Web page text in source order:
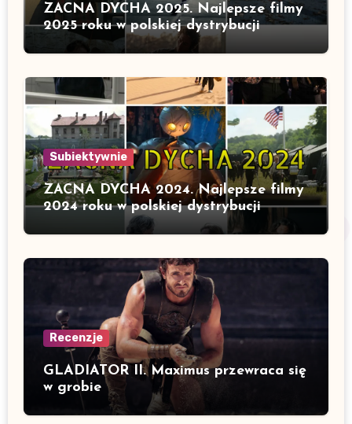
ZACNA DYCHA 2025. Najlepsze filmy
2025 roku w polskiej dystrybucji
Subiektywnie
ZACNA DYCHA 2024. Najlepsze filmy
2024 roku w polskiej dystrybucji
Recenzje
GLADIATOR II. Maximus przewraca się
w grobie